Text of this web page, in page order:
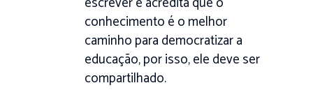
conhecimento é o melhor
caminho para democratizar a
educação, por isso, ele deve ser
compartilhado.